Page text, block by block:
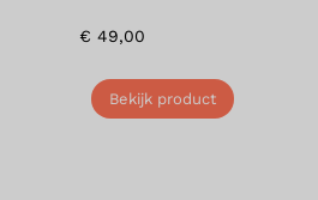
€ 49,00
Bekijk product